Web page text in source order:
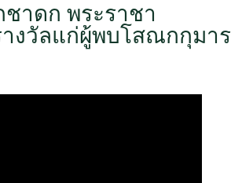
าดก พระราชา
งวัลแก่ผู้พบโสณกกุมาร